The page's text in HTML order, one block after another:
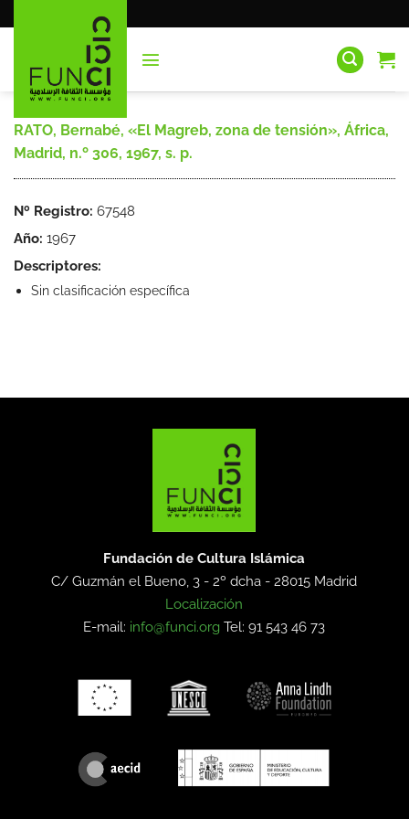
al
RATO, Bernabé, «El Magreb, zona de tensión», África,
Madrid, n.º 306, 1967, s. p.
Nº Registro: 67548
Año: 1967
Descriptores:
Sin clasificación específica
Fundación de Cultura Islámica
C/ Guzmán el Bueno, 3 - 2º dcha -28015 Madrid
Localización
E-mail: info@funci.org Tel: 91 543 46 73